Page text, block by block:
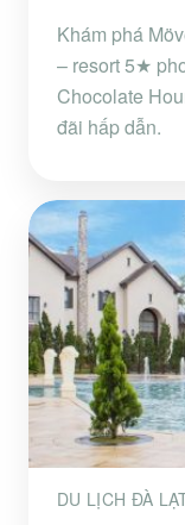
Khám phá
– resort 5★
Chocolate
đãi hấp dẫn.
DU LỊCH ĐÀ